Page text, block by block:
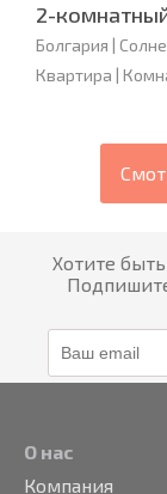
2-
Болгария |
Квартира |
Хотите
О нас
Компания